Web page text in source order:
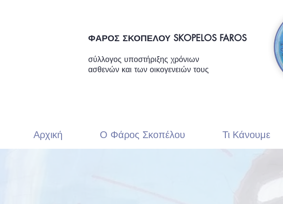
ΦΑΡΟΣ ΣΚΟΠΕΛΟΥ SKOPELOS FAROS
σύλλογος υποστήριξης χρόνιων
ασθενών και των οικογενειών τους
Αρχική Ο Φάρος Σκοπέλου Τι Κάνουμε